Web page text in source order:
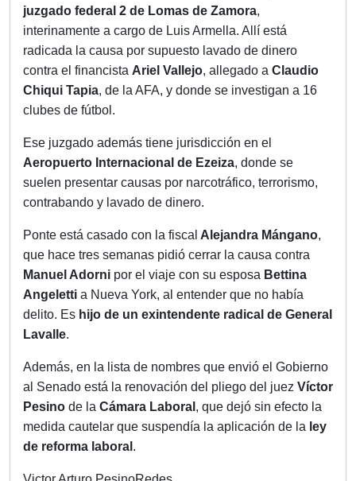
juzgado federal 2 de Lomas de Zamora,
interinamente a cargo de Luis Armella. Allí está
radicada la causa por supuesto lavado de dinero
contra el financista Ariel Vallejo, allegado a Claudio
Chiqui Tapia, de la AFA, y donde se investigan a 16
clubes de fútbol.
Ese juzgado además tiene jurisdicción en el
Aeropuerto Internacional de Ezeiza, donde se
suelen presentar causas por narcotráfico, terrorismo,
contrabando y lavado de dinero.
Ponte está casado con la fiscal Alejandra Mángano,
que hace tres semanas pidió cerrar la causa contra
Manuel Adorni por el viaje con su esposa Bettina
Angeletti a Nueva York, al entender que no había
delito. Es hijo de un exintendente radical de General
Lavalle.
Además, en la lista de nombres que envió el Gobierno
al Senado está la renovación del pliego del juez Víctor
Pesino de la Cámara Laboral , que dejó sin efecto la
medida cautelar que suspendía la aplicación de la ley
de reforma laboral .